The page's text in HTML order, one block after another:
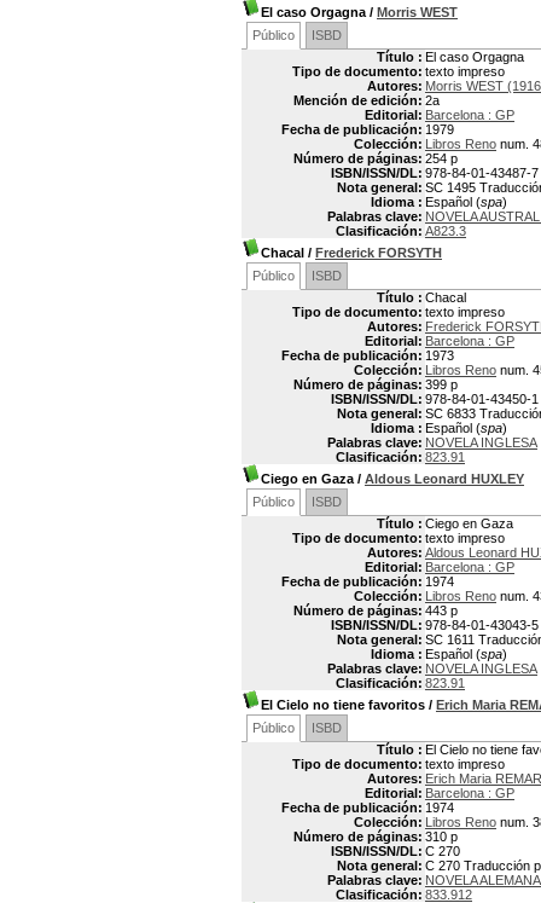
El caso Orgagna / Morris WEST
Público
ISBD
Título : El caso Orgagna
Tipo de documento: texto impreso
Autores: Morris WEST
Mención de edición: 2a
Editorial: Barcelona : GP
Fecha de publicación: 1979
Colección: Libros Reno num.
Número de páginas: 254 p
ISBN/ISSN/DL: 978-84-01-43487-7
Nota general: SC 1495
Idioma : Español (spa)
Palabras clave: NOVELA
Clasificación: A823.3
Chacal / Frederick FORSYTH
Público
ISBD
Título : Chacal
Tipo de documento: texto impreso
Autores: Frederick
Editorial: Barcelona : GP
Fecha de publicación: 1973
Colección: Libros Reno num.
Número de páginas: 399 p
ISBN/ISSN/DL: 978-84-01-43450-1
Nota general: SC 6833
Idioma : Español (spa)
Palabras clave: NOVELA INGLESA
Clasificación: 823.91
Ciego en Gaza / Aldous Leonard HUXLEY
Público
ISBD
Título : Ciego en Gaza
Tipo de documento: texto impreso
Autores: Aldous Leonard
Editorial: Barcelona : GP
Fecha de publicación: 1974
Colección: Libros Reno num.
Número de páginas: 443 p
ISBN/ISSN/DL: 978-84-01-43043-5
Nota general: SC 1611
Idioma : Español (spa)
Palabras clave: NOVELA INGLESA
Clasificación: 823.91
El Cielo no tiene favoritos / Erich Maria
Público
ISBD
Título : El Cielo no tiene
Tipo de documento: texto impreso
Autores: Erich Maria
Editorial: Barcelona : GP
Fecha de publicación: 1974
Colección: Libros Reno num.
Número de páginas: 310 p
ISBN/ISSN/DL: C 270
Nota general: C 270 Traducción
Palabras clave: NOVELA ALEMANA
Clasificación: 833.912